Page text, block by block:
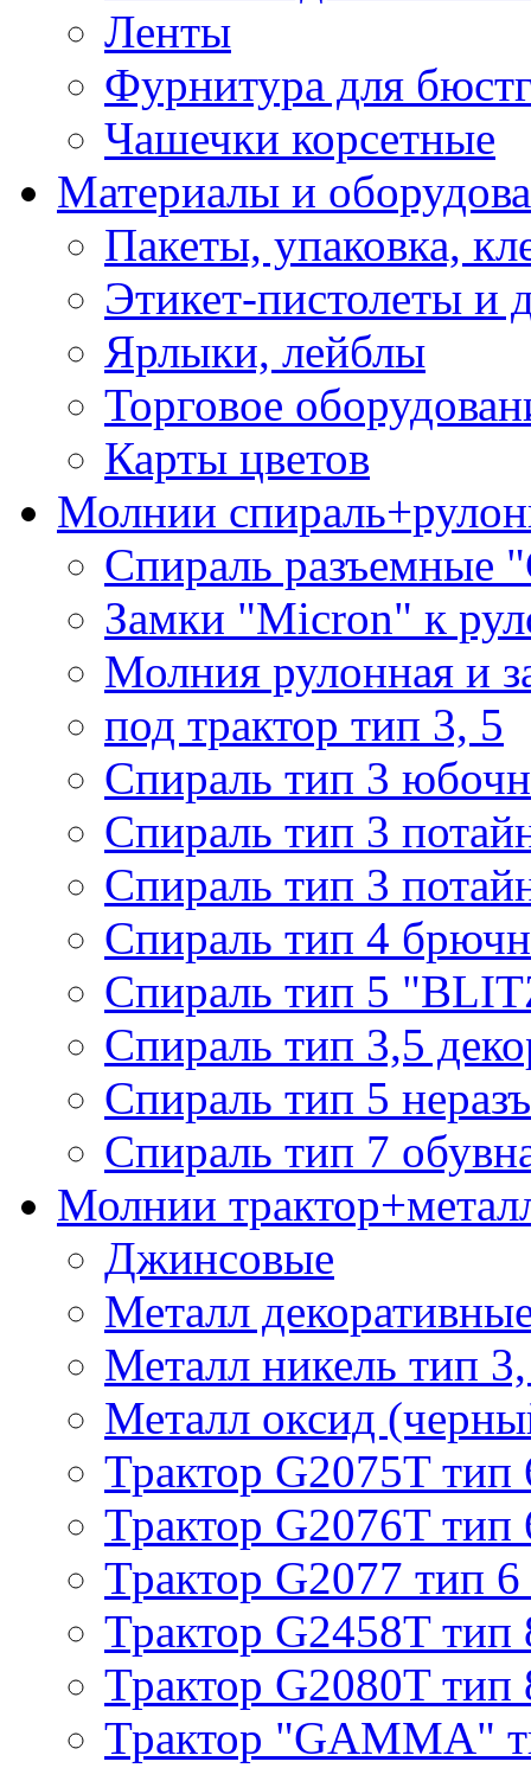
Ленты
Фурнитура для
Чашечки корсетные
Материалы и
Пакеты, упаковка,
Этикет-пистолеты и
Ярлыки, лейблы
Торговое
Карты цветов
Молнии
Спираль разъемные
Замки "Micron" к
Молния рулонная и
под трактор тип 3, 5
Спираль тип 3
Спираль тип 3
Спираль тип 3
Спираль тип 4
Спираль тип 5
Спираль тип 3,5
Спираль тип 5
Спираль тип 7
Молнии
Джинсовые
Металл
Металл никель тип
Металл оксид
Трактор G2075T тип
Трактор G2076T тип
Трактор G2077 тип 6
Трактор G2458T тип
Трактор G2080T тип
Трактор "GAMMA"